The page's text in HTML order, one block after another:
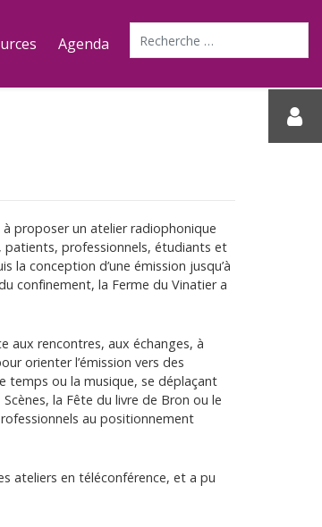
Agenda
à proposer un atelier radiophonique
patients, professionnels, étudiants et
la conception d’une émission jusqu’à
confinement, la Ferme du Vinatier a
aux rencontres, aux échanges, à
orienter l’émission vers des
temps ou la musique, se déplaçant
la Fête du livre de Bron ou le
au positionnement
ateliers en téléconférence, et a pu